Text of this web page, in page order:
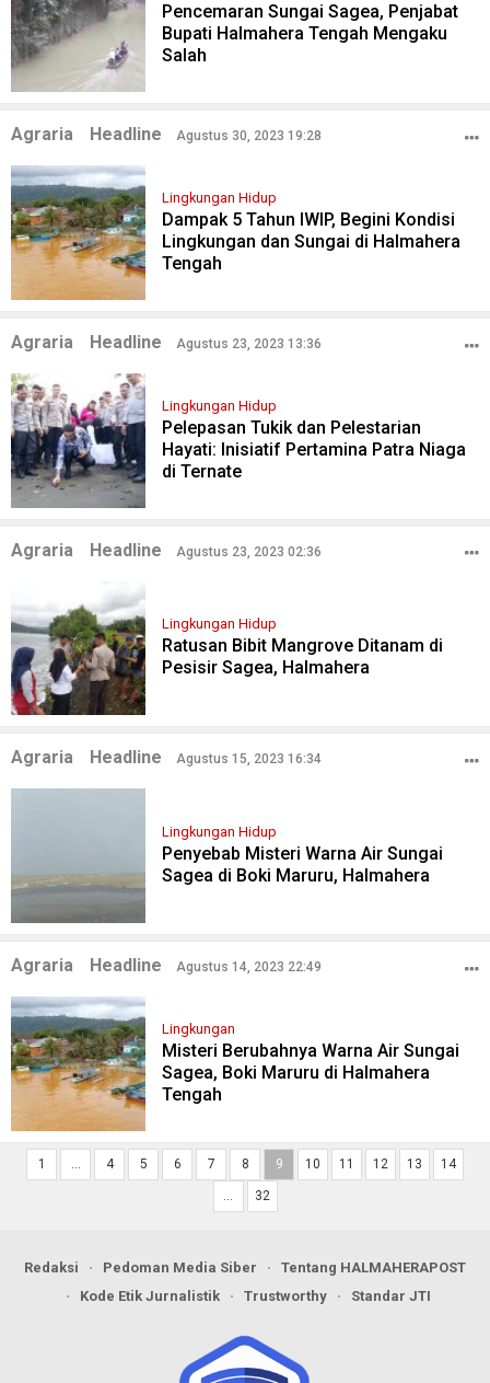
Pencemaran Sungai Sagea, Penjabat
Bupati Halmahera Tengah Mengaku
Salah
Agraria Headline Agustus 30, 2023 19:28
Lingkungan Hidup
Dampak 5 Tahun IWIP, Begini Kondisi
Lingkungan dan Sungai di Halmahera
Tengah
Agraria Headline Agustus 23, 2023 13:36
Lingkungan Hidup
Pelepasan Tukik dan Pelestarian
Hayati: Inisiatif Pertamina Patra Niaga
di Ternate
Agraria Headline Agustus 23, 2023 02:36
Lingkungan Hidup
Ratusan Bibit Mangrove Ditanam di
Pesisir Sagea, Halmahera
Agraria Headline Agustus 15, 2023 16:34
Lingkungan Hidup
Penyebab Misteri Warna Air Sungai
Sagea di Boki Maruru, Halmahera
Agraria Headline Agustus 14, 2023 22:49
Lingkungan
Misteri Berubahnya Warna Air Sungai
Sagea, Boki Maruru di Halmahera
Tengah
1 4 5 6 7 8 9 10 11 12 13 14
32
Redaksi Pedoman Media Siber
Tentang HALMAHERAPOST
Kode Etik Jurnalistik
Trustworthy Standar JTI